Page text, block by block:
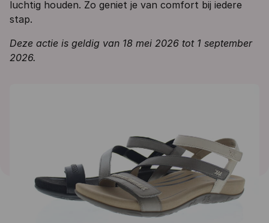
luchtig houden. Zo geniet je van comfort bij iedere
stap.
Deze actie is geldig van 18 mei 2026 tot 1 september
2026.